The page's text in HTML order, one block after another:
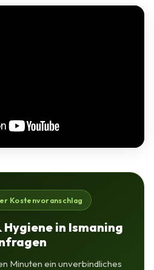
Kostenvoranschlag
in Ismaning
Minuten ein unverbindliches